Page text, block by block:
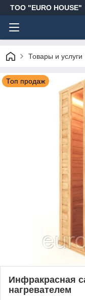
ТОО "EURO HOUSE"
Товары и услуги
Топ продаж
Инфракрасная
нагревателем